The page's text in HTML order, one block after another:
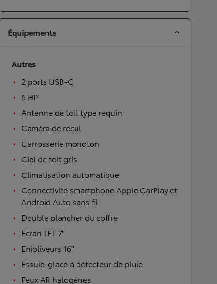
Équipements
Autres
2 ports USB-C
6 HP
Antenne de toit type requin
Caméra de recul
Carrosserie monoton
Ciel de toit gris
Climatisation automatique
Connectivité smartphone Apple CarPlay et
Android Auto sans fil
Double plancher du coffre
Ecran TFT 7"
Enjoliveurs 16"
Essuie-glace à détecteur de pluie
Feux AR halogènes